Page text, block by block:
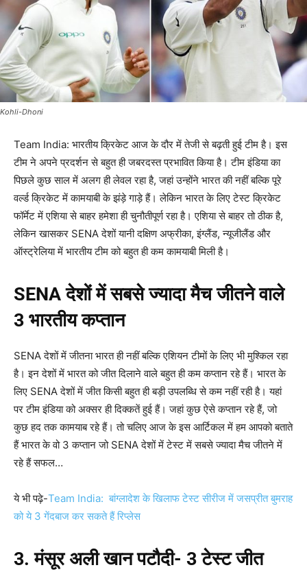
Kohli-Dhoni
Team India: भारतीय क्रिकेट आज के दौर में तेजी से बढ़ती हुई टीम है। इस
टीम ने अपने प्रदर्शन से बहुत ही जबरदस्त प्रभावित किया है। टीम इंडिया का
पिछले कुछ साल में अलग ही लेवल रहा है, जहां उन्होंने भारत की नहीं बल्कि पूरे
वर्ल्ड क्रिकेट में कामयाबी के झंड़े गाड़े हैं। लेकिन भारत के लिए टेस्ट क्रिकेट
फॉर्मेट में एशिया से बाहर हमेशा ही चुनौतीपूर्ण रहा है। एशिया से बाहर तो ठीक है,
लेकिन खासकर SENA देशों यानी दक्षिण अफ्रीका, इंग्लैंड, न्यूजीलैंड और
ऑस्ट्रेलिया में भारतीय टीम को बहुत ही कम कामयाबी मिली है।
SENAदेशों में सबसे ज्यादा मैच जीतने वाले
3 भारतीय कप्तान
SENA देशों में जीतना भारत ही नहीं बल्कि एशियन टीमों के लिए भी मुश्किल रहा
है। इन देशों में भारत को जीत दिलाने वाले बहुत ही कम कप्तान रहे हैं। भारत के
लिए SENA देशों में जीत किसी बहुत ही बड़ी उपलब्धि से कम नहीं रही है। यहां
पर टीम इंडिया को अक्सर ही दिक्कतें हुई हैं। जहां कुछ ऐसे कप्तान रहे हैं, जो
कुछ हद तक कामयाब रहे हैं। तो चलिए आज के इस आर्टिकल में हम आपको बताते
हैं भारत के वो 3 कप्तान जो SENA देशों में टेस्ट में सबसे ज्यादा मैच जीतने में
रहे हैं सफल…
ये भी पढ़े-Team India: बांग्लादेश के खिलाफ टेस्ट सीरीज में जसप्रीत बुमराह
को ये 3 गेंदबाज कर सकते हैं रिप्लेस
3. मंसूर अली खान पटौदी- 3 टेस्ट जीत